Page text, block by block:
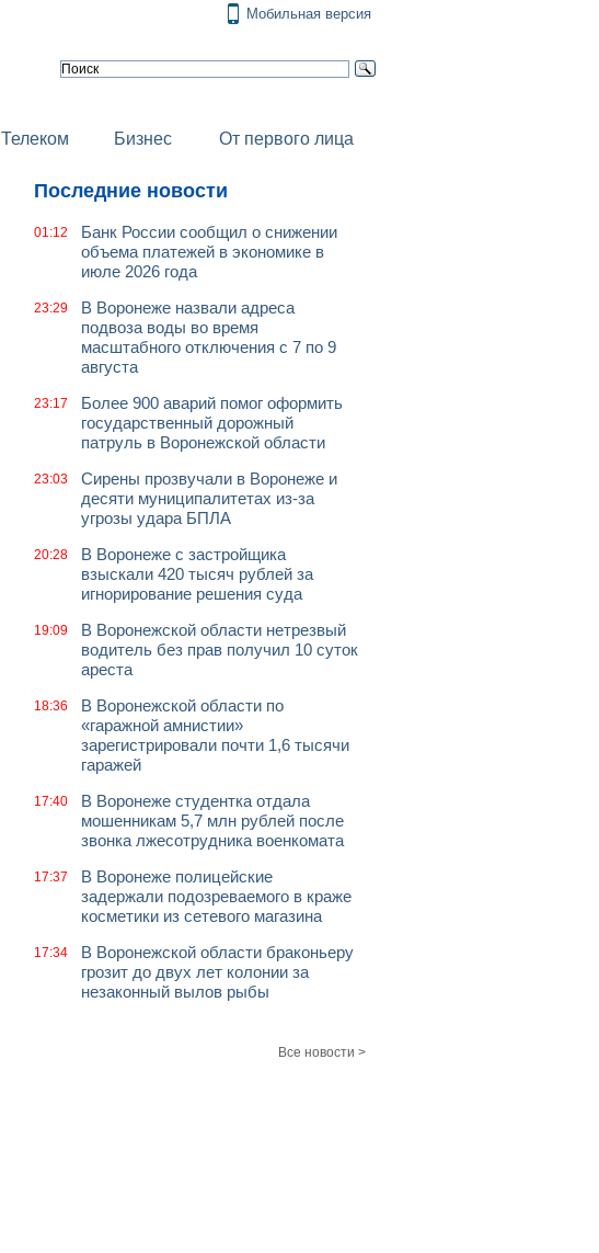
Мобильная версия
Телеком Бизнес От первого лица
Последние новости
01:12
Банк России сообщил о снижении
объема платежей в экономике в
июле 2026 года
23:29
В Воронеже назвали адреса
подвоза воды во время
масштабного отключения с 7 по 9
августа
23:17
Более 900 аварий помог оформить
государственный дорожный
патруль в Воронежской области
23:03
Сирены прозвучали в Воронеже и
десяти муниципалитетах из-за
угрозы удара БПЛА
20:28
В Воронеже с застройщика
взыскали 420 тысяч рублей за
игнорирование решения суда
19:09
В Воронежской области нетрезвый
водитель без прав получил 10 суток
ареста
18:36
В Воронежской области по
«гаражной амнистии»
зарегистрировали почти 1,6 тысячи
гаражей
17:40
В Воронеже студентка отдала
мошенникам 5,7 млн рублей после
звонка лжесотрудника военкомата
17:37
В Воронеже полицейские
задержали подозреваемого в краже
косметики из сетевого магазина
17:34
В Воронежской области браконьеру
грозит до двух лет колонии за
незаконный вылов рыбы
Все новости >